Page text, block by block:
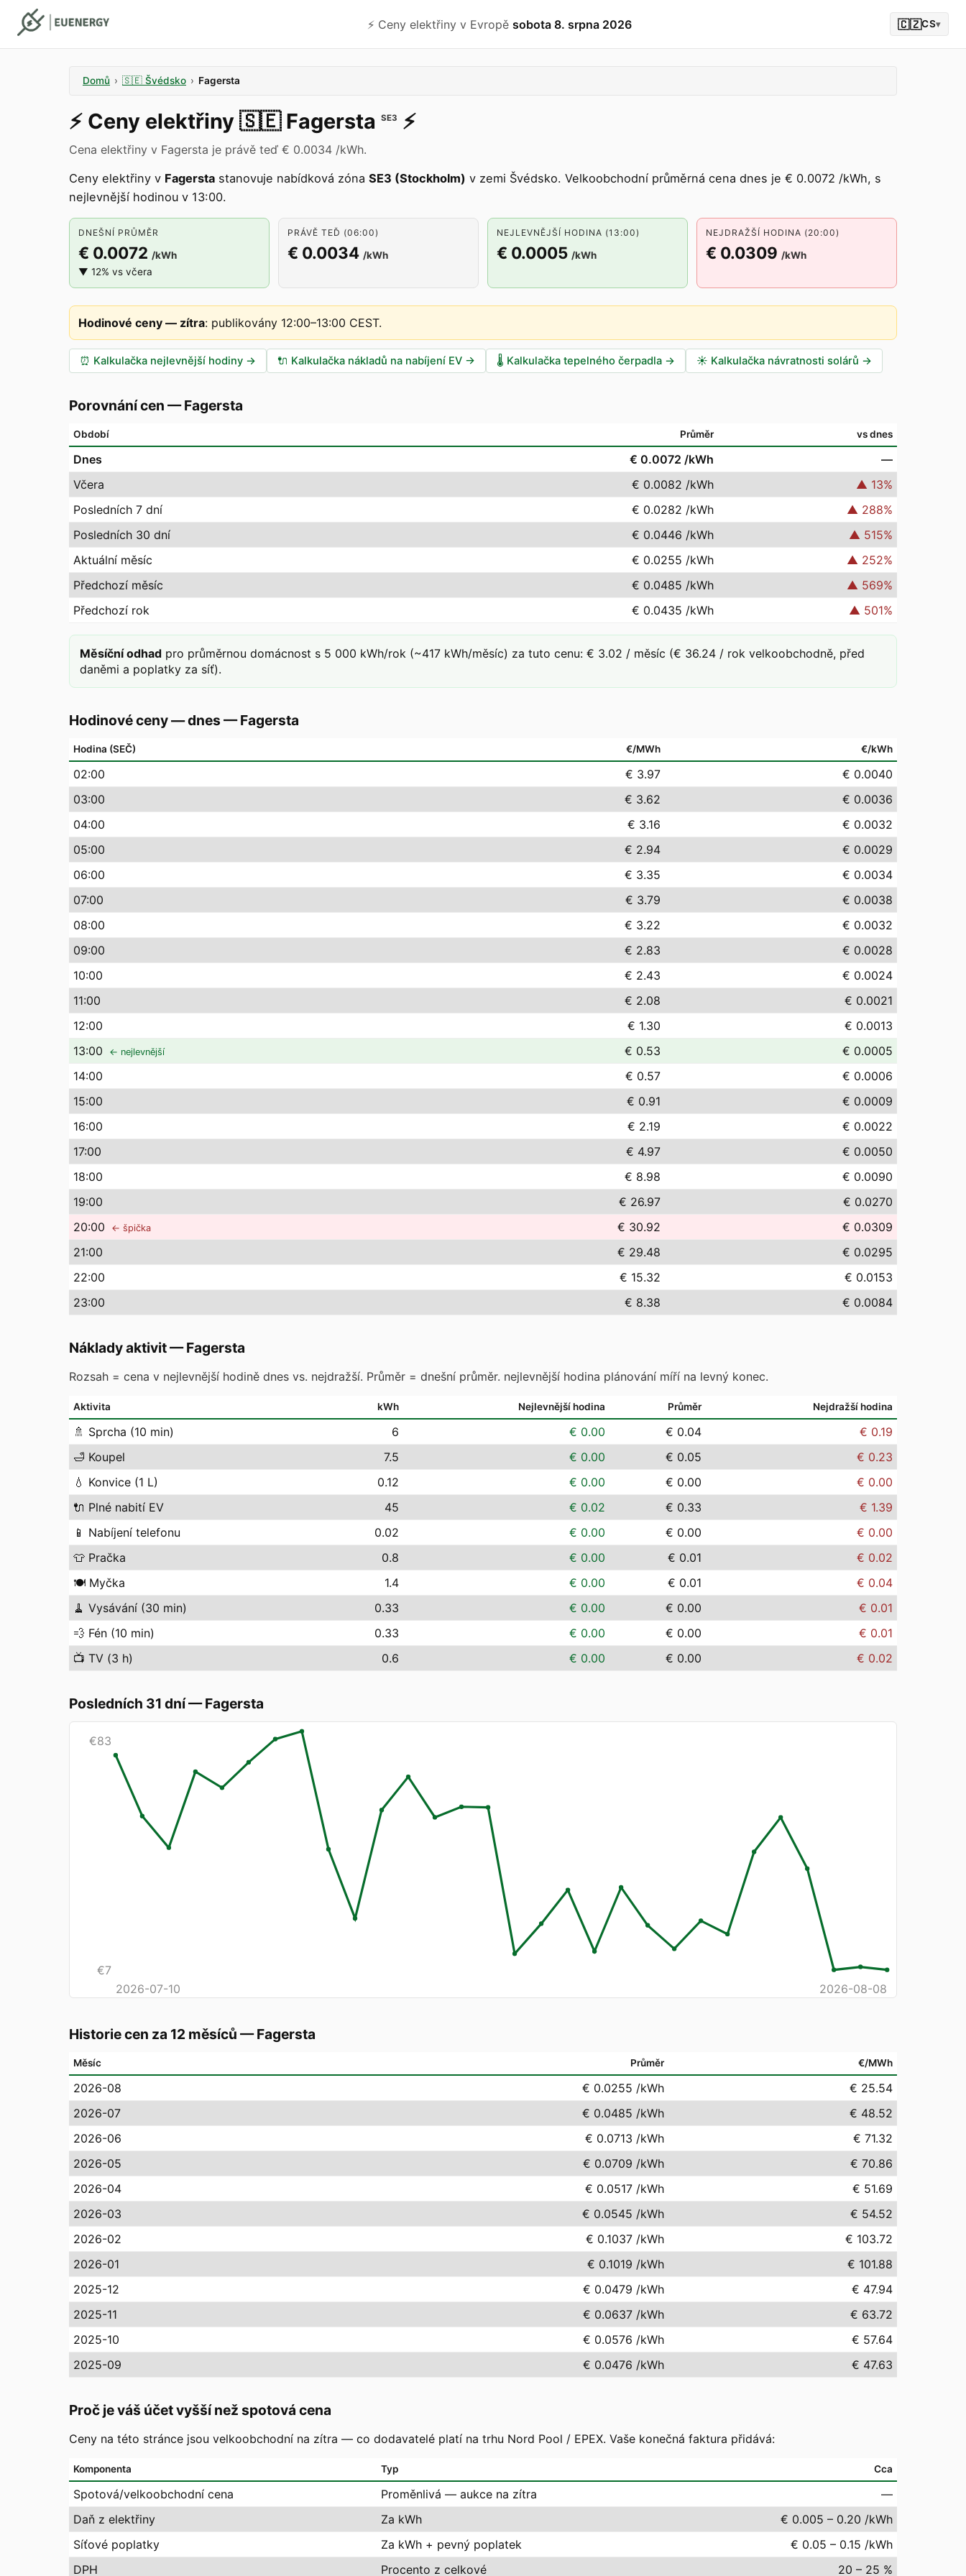
⚡️ Ceny elektřiny v Evropě sobota 8. srpna 2026 🇨🇿CS▾
Domů › 🇸🇪 Švédsko › Fagersta
⚡️ Ceny elektřiny 🇸🇪 Fagersta SE3 ⚡️
Cena elektřiny v Fagersta je právě teď € 0.0034 /kWh.
Ceny elektřiny v Fagersta stanovuje nabídková zóna SE3 (Stockholm) v zemi Švédsko. Velkoobchodní průměrná cena dnes je € 0.0072 /kWh, s
nejlevnější hodinou v 13:00.
DNEŠNÍ PRŮMĚR
€ 0.0072 /kWh
▼ 12% vs včera
PRÁVĚ TEĎ (06:00)
€ 0.0034 /kWh
NEJLEVNĚJŠÍ HODINA (13:00)
€ 0.0005 /kWh
NEJDRAŽŠÍ HODINA (20:00)
€ 0.0309 /kWh
Hodinové ceny — zítra: publikovány 12:00–13:00 CEST.
⏰ Kalkulačka nejlevnější hodiny → 🔌 Kalkulačka nákladů na nabíjení EV → 🌡️ Kalkulačka tepelného čerpadla → ☀️ Kalkulačka návratnosti solárů →
Porovnání cen —Fagersta
Období Průměr vs dnes
Dnes € 0.0072 /kWh
—
Včera
€ 0.0082 /kWh ▲ 13%
Posledních 7 dní
€ 0.0282 /kWh ▲ 288%
Posledních 30 dní
€ 0.0446 /kWh ▲ 515%
Aktuální měsíc
€ 0.0255 /kWh ▲ 252%
Předchozí měsíc
€ 0.0485 /kWh ▲ 569%
Předchozí rok
€ 0.0435 /kWh ▲ 501%
Měsíční odhad pro průměrnou domácnost s 5 000 kWh/rok (~417 kWh/měsíc) za tuto cenu: € 3.02 / měsíc (€ 36.24 / rok velkoobchodně, před
daněmi a poplatky za síť).
Hodinové ceny — dnes —Fagersta
Hodina (SEČ) €/MWh €/kWh
02:00 € 3.97
€ 0.0040
03:00 € 3.62
€ 0.0036
04:00 € 3.16
€ 0.0032
05:00 € 2.94
€ 0.0029
06:00 € 3.35
€ 0.0034
07:00 € 3.79
€ 0.0038
08:00 € 3.22
€ 0.0032
09:00 € 2.83
€ 0.0028
10:00 € 2.43
€ 0.0024
11:00 € 2.08
€ 0.0021
12:00 € 1.30
€ 0.0013
13:00 ← nejlevnější € 0.53
€ 0.0005
14:00 € 0.57
€ 0.0006
15:00 € 0.91
€ 0.0009
16:00 € 2.19
€ 0.0022
17:00 € 4.97
€ 0.0050
18:00 € 8.98
€ 0.0090
19:00 € 26.97
€ 0.0270
20:00 ← špička € 30.92
€ 0.0309
21:00 € 29.48
€ 0.0295
22:00 € 15.32
€ 0.0153
23:00 € 8.38 € 0.0084
Náklady aktivit—Fagersta
Rozsah = cena v nejlevnější hodině dnes vs. nejdražší. Průměr = dnešní průměr. nejlevnější hodina plánování míří na levný konec.
Aktivita kWh Nejlevnější hodina Průměr Nejdražší hodina
🚿 Sprcha (10 min) 6 € 0.00 € 0.04
€ 0.19
🛁 Koupel 7.5 € 0.00 € 0.05
€ 0.23
💧 Konvice (1 L) 0.12 € 0.00 € 0.00
€ 0.00
🔌 Plné nabití EV 45 € 0.02 € 0.33
€ 1.39
📱 Nabíjení telefonu 0.02 € 0.00 € 0.00
€ 0.00
👕 Pračka 0.8 € 0.00 € 0.01
€ 0.02
🍽️ Myčka 1.4 € 0.00 € 0.01
€ 0.04
🧹 Vysávání (30 min) 0.33 € 0.00 € 0.00
€ 0.01
💨 Fén (10 min) 0.33 € 0.00 € 0.00
€ 0.01
📺 TV (3 h) 0.6 € 0.00 € 0.00 € 0.02
Posledních 31 dní—Fagersta
€83
€7
2026-07-10
2026-08-08
Historie cen za 12 měsíců —Fagersta
Měsíc Průměr €/MWh
2026-08 € 0.0255 /kWh
€ 25.54
2026-07
€ 0.0485 /kWh
€ 48.52
2026-06
€ 0.0713 /kWh
€ 71.32
2026-05
€ 0.0709 /kWh
€ 70.86
2026-04
€ 0.0517 /kWh
€ 51.69
2026-03
€ 0.0545 /kWh
€ 54.52
2026-02
€ 0.1037 /kWh
€ 103.72
2026-01
€ 0.1019 /kWh
€ 101.88
2025-12
€ 0.0479 /kWh
€ 47.94
2025-11
€ 0.0637 /kWh
€ 63.72
2025-10
€ 0.0576 /kWh
€ 57.64
2025-09
€ 0.0476 /kWh € 47.63
Proč je váš účet vyšší než spotová cena
Ceny na této stránce jsou velkoobchodní na zítra — co dodavatelé platí na trhu Nord Pool / EPEX. Vaše konečná faktura přidává:
Komponenta Typ Cca
Spotová/velkoobchodní cena Proměnlivá — aukce na zítra
—
Daň z elektřiny
Za kWh
€ 0.005 – 0.20 /kWh
Síťové poplatky
Za kWh + pevný poplatek
€ 0.05 – 0.15 /kWh
DPH
Procento z celkové 20 – 25 %